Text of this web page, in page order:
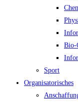
Bio-
Sport
Organisatorisches